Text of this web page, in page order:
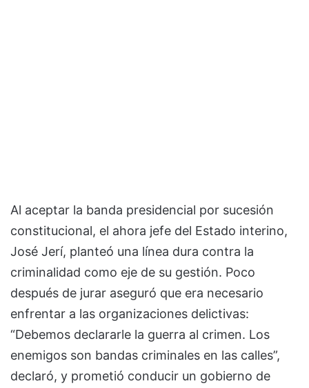
Al aceptar la banda presidencial por sucesión
constitucional, el ahora jefe del Estado interino,
José Jerí, planteó una línea dura contra la
criminalidad como eje de su gestión. Poco
después de jurar aseguró que era necesario
enfrentar a las organizaciones delictivas:
“Debemos declararle la guerra al crimen. Los
enemigos son bandas criminales en las calles”,
declaró, y prometió conducir un gobierno de